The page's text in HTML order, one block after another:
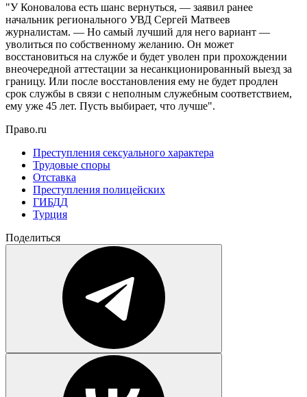
"У Коновалова есть шанс вернуться, — заявил ранее
начальник регионального УВД Сергей Матвеев
журналистам. — Но самый лучший для него вариант —
уволиться по собственному желанию. Он может
восстановиться на службе и будет уволен при прохождении
внеочередной аттестации за несанкционированный выезд за
границу. Или после восстановления ему не будет продлен
срок службы в связи с неполным служебным соответствием,
ему уже 45 лет. Пусть выбирает, что лучше".
Право.ru
Преступления сексуального характера
Трудовые споры
Отставка
Преступления полицейских
ГИБДД
Турция
Поделиться